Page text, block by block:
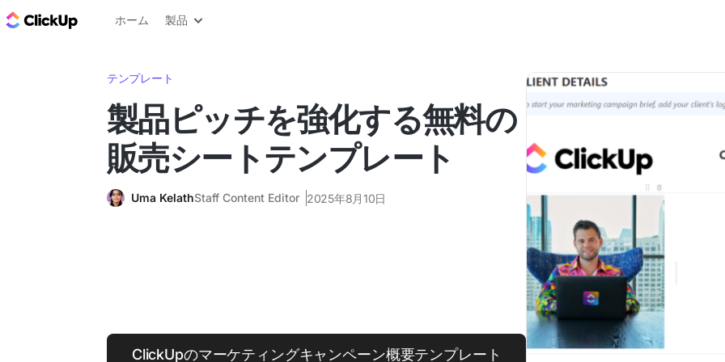
ClickUp ブログ
ホーム 製品
テンプレート
製品ピッチを強化する無料の
販売シートテンプレート
Uma KelathStaff Content Editor 2025年8月10日
ClickUpのマーケティングキャンペーン概要テンプレート